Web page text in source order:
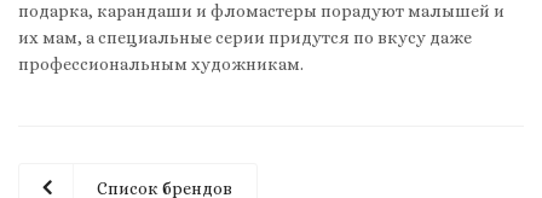
подарка, карандаши и фломастеры порадуют малышей и
их мам, а специальные серии придутся по вкусу даже
профессиональным художникам.
Список брендов